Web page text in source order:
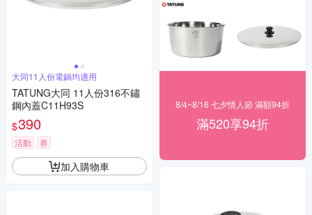
大同11人份電鍋均適用
TATUNG大同 11人份316不鏽
鋼內蓋C11H93S
$390
活動 券
加入購物車
8/4~8/16 七夕情人節 滿額94折
滿520享94折